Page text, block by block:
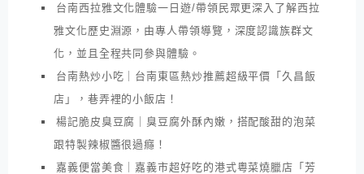
台南西拉雅文化體驗一日遊/帶領民眾更深入了解西拉
雅文化歷史淵源，由專人帶領導覽，深度認識族群文
化，並且全程共同參與體驗。
台南熱炒小吃｜台南東區熱炒推薦超級平價「久昌飯
店」，巷弄裡的小飯店！
楊記脆皮臭豆腐｜臭豆腐外酥內嫩，搭配酸甜的泡菜
跟特製辣椒醬很過癮！
嘉義便當美食｜嘉義市超好吃的港式粵菜燒臘店「芳